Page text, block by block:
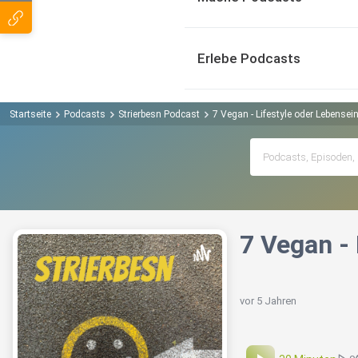
Erlebe Podcasts
Startseite Podcasts Strierbesn Podcast 7 Vegan - Lifestyle oder
7 Vegan
vor 5 Jahren